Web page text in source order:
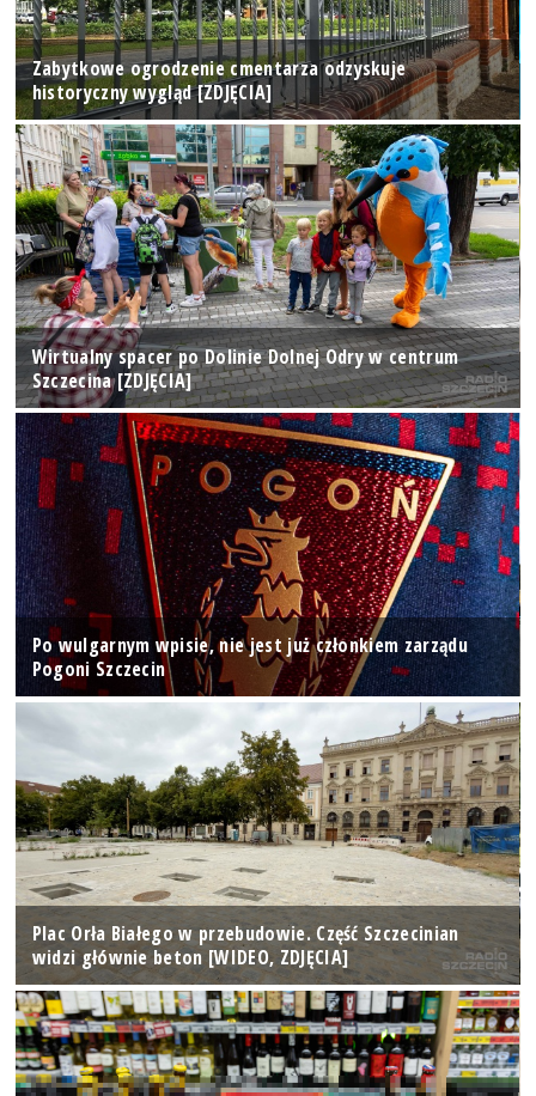
Zabytkowe ogrodzenie cmentarza odzyskuje
historyczny wygląd [ZDJĘCIA]
Wirtualny spacer po Dolinie Dolnej Odry w centrum
Szczecina [ZDJĘCIA]
Po wulgarnym wpisie, nie jest już członkiem zarządu
Pogoni Szczecin
Plac Orła Białego w przebudowie. Część Szczecinian
widzi głównie beton [WIDEO, ZDJĘCIA]